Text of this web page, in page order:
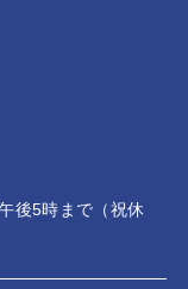
後5時まで（祝休